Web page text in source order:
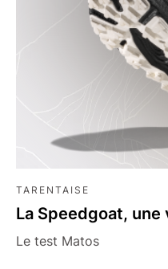
TARENTAISE
La Speedgoat, une
Le test Matos